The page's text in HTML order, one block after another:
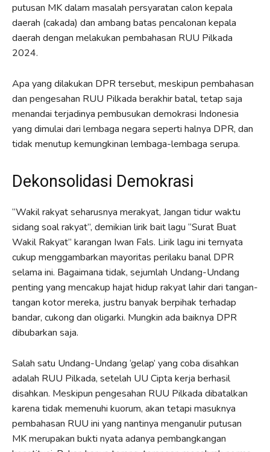
putusan MK dalam masalah persyaratan calon kepala
daerah (cakada) dan ambang batas pencalonan kepala
daerah dengan melakukan pembahasan RUU Pilkada
2024.
Apa yang dilakukan DPR tersebut, meskipun pembahasan
dan pengesahan RUU Pilkada berakhir batal, tetap saja
menandai terjadinya pembusukan demokrasi Indonesia
yang dimulai dari lembaga negara seperti halnya DPR, dan
tidak menutup kemungkinan lembaga-lembaga serupa.
Dekonsolidasi Demokrasi
“Wakil rakyat seharusnya merakyat, Jangan tidur waktu
sidang soal rakyat”, demikian lirik bait lagu “Surat Buat
Wakil Rakyat” karangan Iwan Fals. Lirik lagu ini ternyata
cukup menggambarkan mayoritas perilaku banal DPR
selama ini. Bagaimana tidak, sejumlah Undang-Undang
penting yang mencakup hajat hidup rakyat lahir dari tangan-
tangan kotor mereka, justru banyak berpihak terhadap
bandar, cukong dan oligarki. Mungkin ada baiknya DPR
dibubarkan saja.
Salah satu Undang-Undang ‘gelap’ yang coba disahkan
adalah RUU Pilkada, setelah UU Cipta kerja berhasil
disahkan. Meskipun pengesahan RUU Pilkada dibatalkan
karena tidak memenuhi kuorum, akan tetapi masuknya
pembahasan RUU ini yang nantinya menganulir putusan
MK merupakan bukti nyata adanya pembangkangan